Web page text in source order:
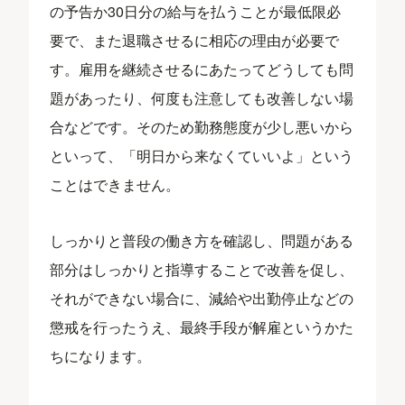
の予告か30日分の給与を払うことが最低限必
要で、また退職させるに相応の理由が必要で
す。雇用を継続させるにあたってどうしても問
題があったり、何度も注意しても改善しない場
合などです。そのため勤務態度が少し悪いから
といって、「明日から来なくていいよ」という
ことはできません。
しっかりと普段の働き方を確認し、問題がある
部分はしっかりと指導することで改善を促し、
それができない場合に、減給や出勤停止などの
懲戒を行ったうえ、最終手段が解雇というかた
ちになります。